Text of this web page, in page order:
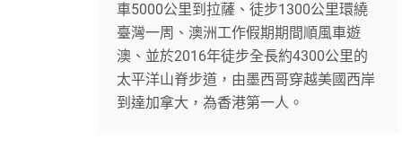
車5000公里到拉薩、徒步1300公里環繞
臺灣一周、澳洲工作假期期間順風車遊
澳、並於2016年徒步全長約4300公里的
太平洋山脊步道，由墨西哥穿越美國西岸
到達加拿大，為香港第一人。